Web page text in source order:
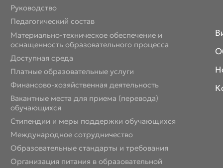
Руководство
Педагогический состав
Материально-техническое обеспечение и
оснащенность образовательного процесса
Доступная среда
Платные образовательные услуги
Финансово-хозяйственная деятельность
Вакантные места для приема (перевода)
обучающихся
Стипендии и меры поддержки обучающихся
Международное сотрудничество
Образовательные стандарты и требования
Организация питания в образовательной